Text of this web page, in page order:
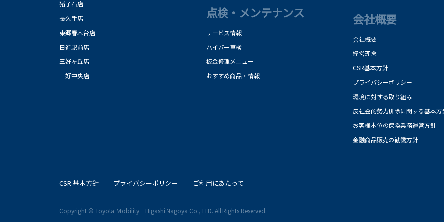
猪子石店
長久手店
東郷春木台店
日進駅前店
三好ヶ丘店
三好中央店
点検・メンテナンス
サービス情報
ハイパー車検
板金修理メニュー
おすすめ商品・情報
会社概要
会社概要
経営理念
CSR基本方針
プライバシーポリシー
環境に対する取り組み
反社会的勢力排除に関する基本方
お客様本位の保険業務運営方針
金融商品販売の勧誘方針
CSR 基本方針 プライバシーポリシー ご利用にあたって
Copyright © Toyota Ｍobility‐Higashi Nagoya Co., LTD. All Rights Reserved.